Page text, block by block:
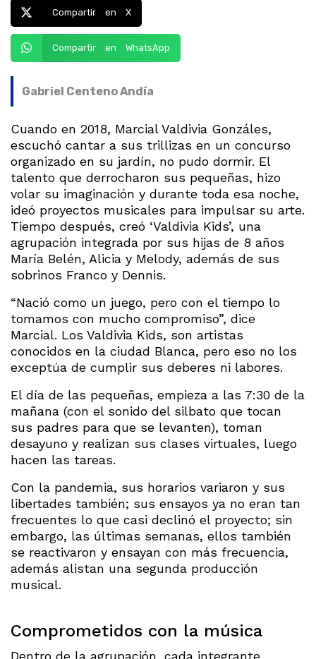
Compartir en X
Compartir en WhatsApp
Gabriel Centeno Andía
Cuando en 2018, Marcial Valdivia Gonzáles,
escuchó cantar a sus trillizas en un concurso
organizado en su jardín, no pudo dormir. El
talento que derrocharon sus pequeñas, hizo
volar su imaginación y durante toda esa noche,
ideó proyectos musicales para impulsar su arte.
Tiempo después, creó ‘Valdivia Kids’, una
agrupación integrada por sus hijas de 8 años
María Belén, Alicia y Melody, además de sus
sobrinos Franco y Dennis.
“Nació como un juego, pero con el tiempo lo
tomamos con mucho compromiso”, dice
Marcial. Los Valdivia Kids, son artistas
conocidos en la ciudad Blanca, pero eso no los
exceptúa de cumplir sus deberes ni labores.
El día de las pequeñas, empieza a las 7:30 de la
mañana (con el sonido del silbato que tocan
sus padres para que se levanten), toman
desayuno y realizan sus clases virtuales, luego
hacen las tareas.
Con la pandemia, sus horarios variaron y sus
libertades también; sus ensayos ya no eran tan
frecuentes lo que casi declinó el proyecto; sin
embargo, las últimas semanas, ellos también
se reactivaron y ensayan con más frecuencia,
además alistan una segunda producción
musical.
Comprometidos con la música
Dentro de la agrupación, cada integrante